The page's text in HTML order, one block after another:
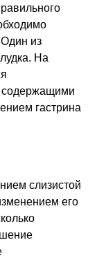
из
На
содержащими
гастрина
слизистой
его